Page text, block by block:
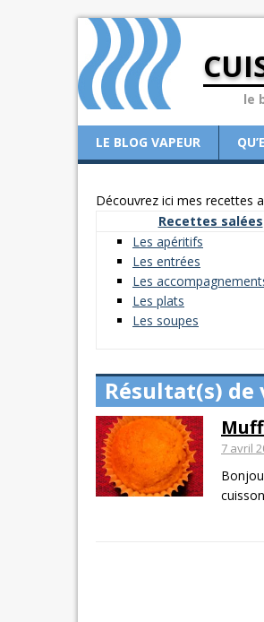
le
LE BLOG VAPEUR
Découvrez ici mes recettes
Recettes salées
Les apéritifs
Les entrées
Les
Les plats
Les soupes
Résultat(s)
7 avril